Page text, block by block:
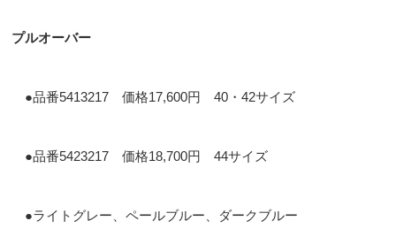
プルオーバー
●品番5413217 価格17,600円 40・42サイズ
●品番5423217 価格18,700円 44サイズ
●ライトグレー、ペールブルー、ダークブルー